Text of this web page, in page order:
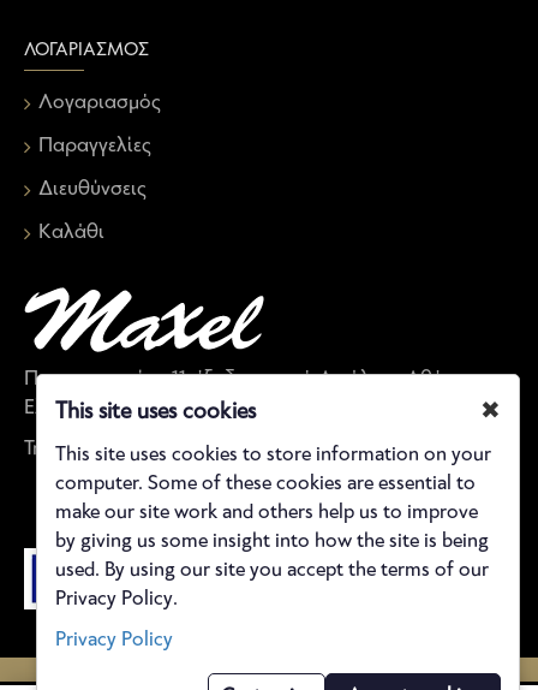
ΛΟΓΑΡΙΑΣΜΌΣ
Λογαριασμός
Παραγγελίες
Διευθύνσεις
Καλάθι
Παπαναστασίου 11, έξοδος μετρό Αιγάλεω, Αθήνα,
Ελλάδα
Τηλέφωνο: 21 0590 5843
This site uses cookies ✖
This site uses cookies to store information on your
computer. Some of these cookies are essential to
make our site work and others help us to improve
by giving us some insight into how the site is being
used. By using our site you accept the terms of our
Privacy Policy.
Privacy Policy